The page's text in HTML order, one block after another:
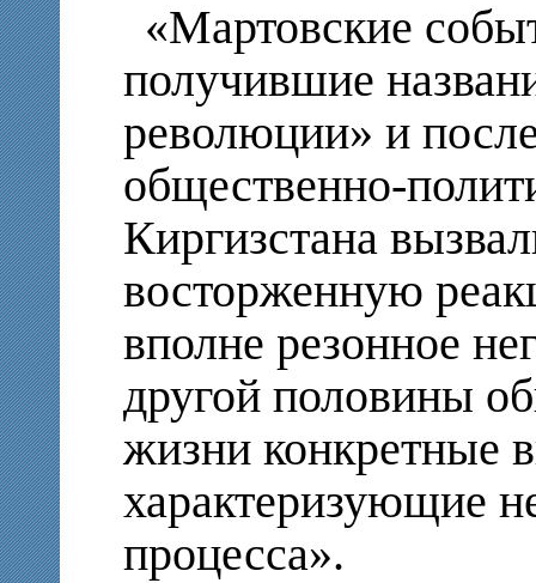
«Мартовские
получившие
революции» и
общественно-
Киргизстана
восторженную
вполне резонное
другой половины
жизни конкретные
характеризующие
процесса».